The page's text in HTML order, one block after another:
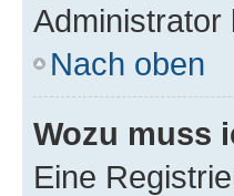
Administrator
Nach oben
Wozu muss
Eine